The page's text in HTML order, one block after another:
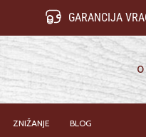
GARANCIJA
O
ZNIŽANJE BLOG